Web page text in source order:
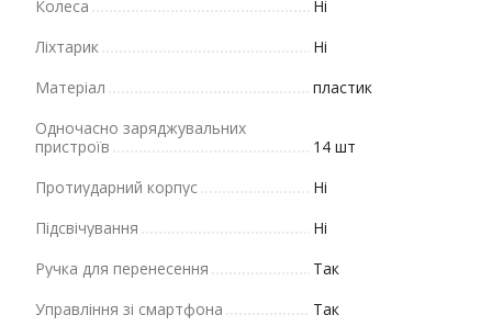
Колеса
Ні
Ліхтарик
Ні
Матеріал
пластик
Одночасно заряджувальних
пристроїв
14 шт
Протиударний корпус
Ні
Підсвічування
Ні
Ручка для перенесення
Так
Управління зі смартфона
Так